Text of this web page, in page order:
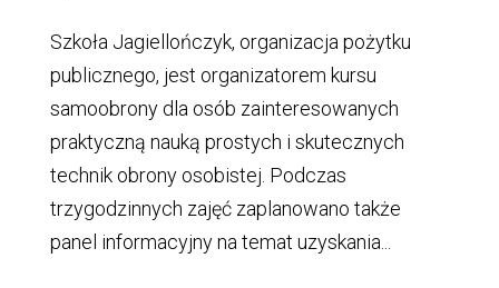
Szkoła Jagiellończyk, organizacja pożytku
publicznego, jest organizatorem kursu
samoobrony dla osób zainteresowanych
praktyczną nauką prostych i skutecznych
technik obrony osobistej. Podczas
trzygodzinnych zajęć zaplanowano także
panel informacyjny na temat uzyskania...